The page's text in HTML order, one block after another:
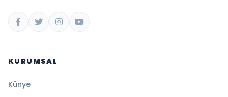
KURUMSAL
Künye